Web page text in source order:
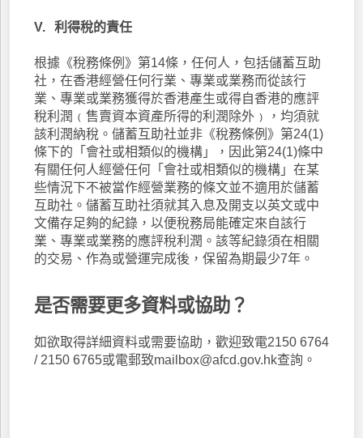
V. 利得稅的責任
根據《稅務條例》第14條，任何人，包括儲蓄互助
社，在香港經營任何行業、專業或業務而從該行
業、專業或業務獲得於香港產生或得自香港的應評
稅利潤﹙售賣資本資產所得的利潤除外﹚，均須就
該利潤納稅。儲蓄互助社並非《稅務條例》第24(1)
條下的「會社或相類似的機構」，因此第24(1)條中
有關任何人經營任何「會社或相類似的機構」在某
些情況下不被當作經營業務的條文並不適用於儲蓄
互助社。儲蓄互助社須就其入息及開支以英文或中
文備存足夠的紀錄，以便稅務局能確定來自該行
業、專業或業務的應評稅利潤。該等紀錄須在相關
的交易、作為或營運完成後，保留為期最少7年。
是否需要更多資料或協助？
如欲取得詳細資料或需要協助，歡迎致電2150 6764
/ 2150 6765或電郵致mailbox@afcd.gov.hk查詢。